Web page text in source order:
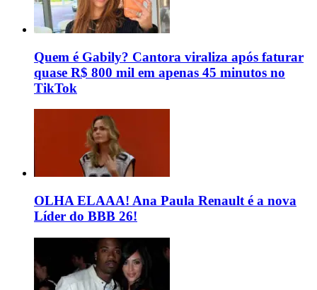
Quem é Gabily? Cantora viraliza após faturar
quase R$ 800 mil em apenas 45 minutos no
TikTok
OLHA ELAAA! Ana Paula Renault é a nova
Líder do BBB 26!